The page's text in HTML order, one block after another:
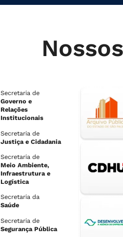
Secretaria de
Governo e
Relações
Institucionais
Secretaria de
Justiça e Cidadania
Secretaria de
Meio Ambiente,
Infraestrutura e
Logística
Secretaria da
Saúde
Secretaria de
Segurança Pública